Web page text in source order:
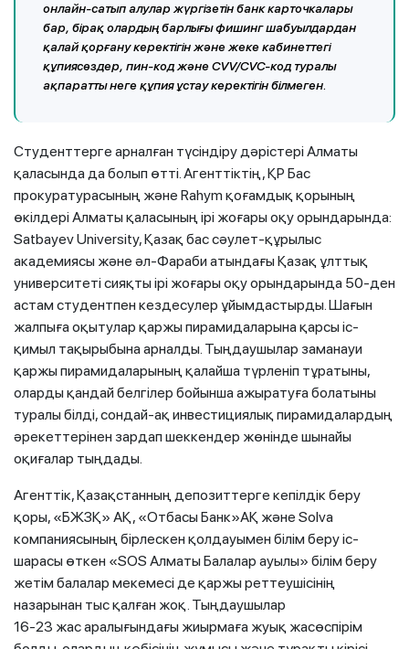
онлайн-сатып алулар жүргізетін банк карточкалары
бар, бірақ олардың барлығы фишинг шабуылдардан
қалай қорғану керектігін және жеке кабинеттегі
құпиясөздер, пин-код және CVV/CVC-код туралы
ақпаратты неге құпия ұстау керектігін білмеген.
Студенттерге арналған түсіндіру дәрістері Алматы
қаласында да болып өтті. Агенттіктің, ҚР Бас
прокуратурасының және Rahym қоғамдық қорының
өкілдері Алматы қаласының ірі жоғары оқу орындарында:
Satbayev University, Қазақ бас сәулет-құрылыс
академиясы және әл-Фараби атындағы Қазақ ұлттық
университеті сияқты ірі жоғары оқу орындарында 50-ден
астам студентпен кездесулер ұйымдастырды. Шағын
жалпыға оқытулар қаржы пирамидаларына қарсы іс-
қимыл тақырыбына арналды. Тыңдаушылар заманауи
қаржы пирамидаларының қалайша түрленіп тұратыны,
оларды қандай белгілер бойынша ажыратуға болатыны
туралы білді, сондай-ақ инвестициялық пирамидалардың
әрекеттерінен зардап шеккендер жөнінде шынайы
оқиғалар тыңдады.
Агенттік, Қазақстанның депозиттерге кепілдік беру
қоры, «БЖЗҚ» АҚ, «Отбасы Банк»АҚ және Solva
компаниясының бірлескен қолдауымен білім беру іс-
шарасы өткен «SOS Алматы Балалар ауылы» білім беру
жетім балалар мекемесі де қаржы реттеушісінің
назарынан тыс қалған жоқ. Тыңдаушылар
16-23 жас аралығындағы жиырмаға жуық жасөспірім